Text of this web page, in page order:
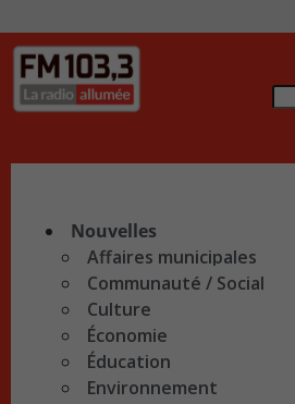
Nouvelles
Affaires municipales
Communauté / Social
Culture
Économie
Éducation
Environnement